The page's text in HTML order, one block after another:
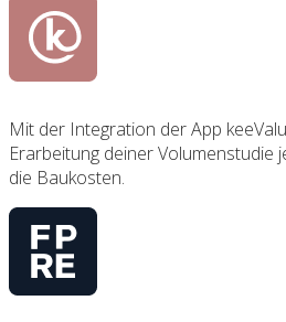
Mit der Integration der App
Erarbeitung deiner Volumenstudie
die Baukosten.